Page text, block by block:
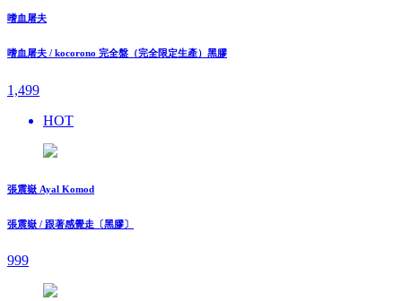
嗜血屠夫
嗜血屠夫 / kocorono 完全盤（完全限定生產）黑膠
1,499
HOT
張震嶽 Ayal Komod
張震嶽 / 跟著感覺走〔黑膠〕
999